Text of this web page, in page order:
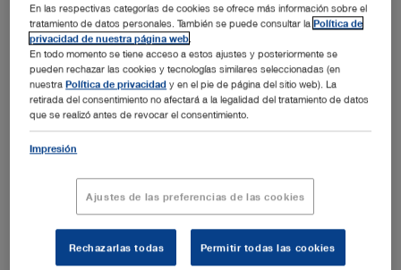
TELE PACK+ VET is the high-performance, all-in-one
endoscopic imaging system you’ve been waiting for.
TELE PACK+ VET
En las respectivas categorías de cookies se ofrece más información sobre el
tratamiento de datos personales. También se puede consultar laPolítica de
privacidad de nuestra página web
En todo momento se tiene acceso a estos ajustes y posteriormente se
pueden rechazar las cookies y tecnologías similares seleccionadas (en
nuestraPolítica de privacidad y en el pie de página del sitio web). La
retirada del consentimiento no afectará a la legalidad del tratamiento de datos
que se realizó antes de revocar el consentimiento.
Impresión
Ajustes de las preferencias de las cookies
Rechazarlas todas Permitir todas las cookies